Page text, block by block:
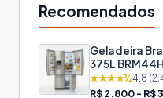
Recomendados
Geladeira
375L
★★★★½4.8
R$ 2.800 - R$